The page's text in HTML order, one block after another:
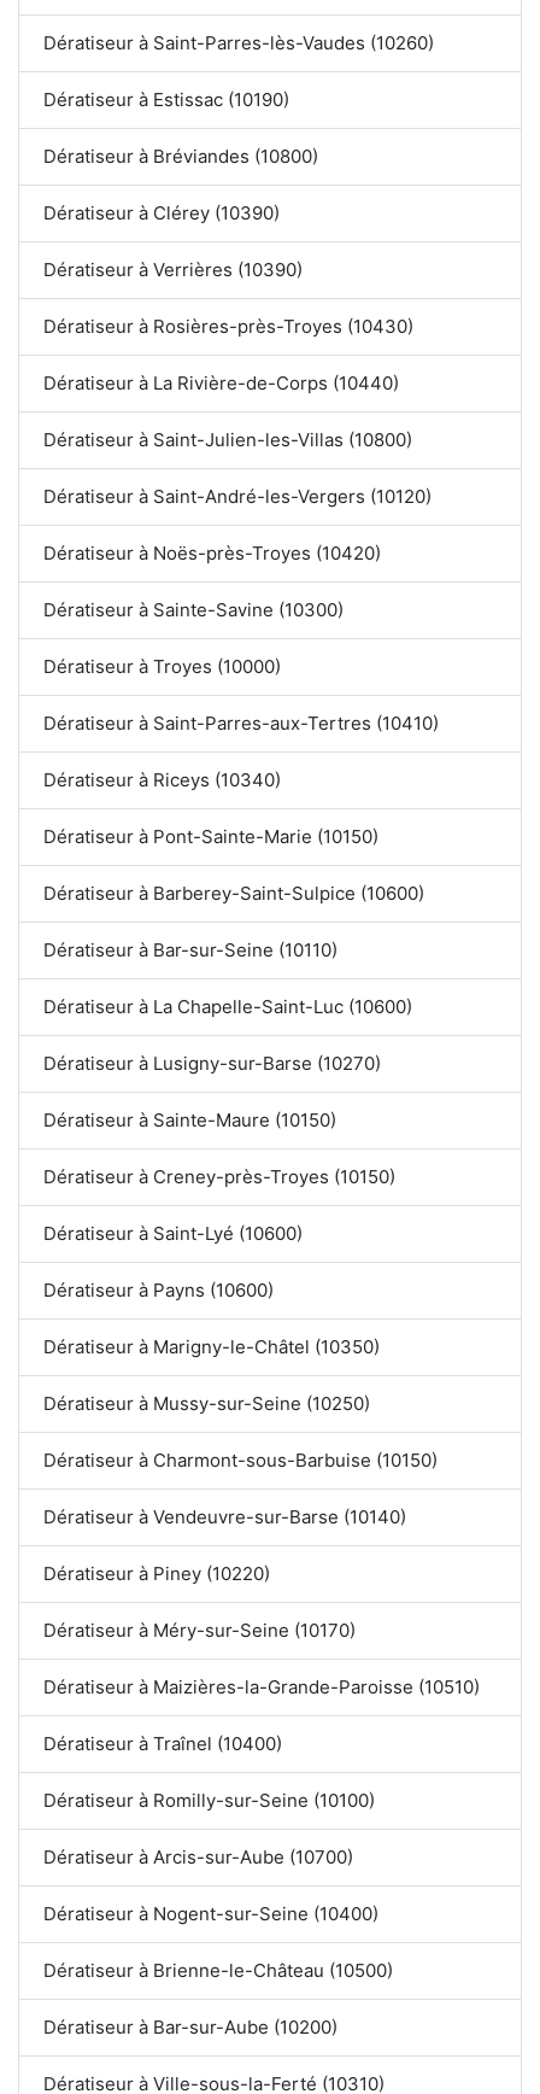
Dératiseur à Saint-Parres-lès-Vaudes (10260)
Dératiseur à Estissac (10190)
Dératiseur à Bréviandes (10800)
Dératiseur à Clérey (10390)
Dératiseur à Verrières (10390)
Dératiseur à Rosières-près-Troyes (10430)
Dératiseur à La Rivière-de-Corps (10440)
Dératiseur à Saint-Julien-les-Villas (10800)
Dératiseur à Saint-André-les-Vergers (10120)
Dératiseur à Noës-près-Troyes (10420)
Dératiseur à Sainte-Savine (10300)
Dératiseur à Troyes (10000)
Dératiseur à Saint-Parres-aux-Tertres (10410)
Dératiseur à Riceys (10340)
Dératiseur à Pont-Sainte-Marie (10150)
Dératiseur à Barberey-Saint-Sulpice (10600)
Dératiseur à Bar-sur-Seine (10110)
Dératiseur à La Chapelle-Saint-Luc (10600)
Dératiseur à Lusigny-sur-Barse (10270)
Dératiseur à Sainte-Maure (10150)
Dératiseur à Creney-près-Troyes (10150)
Dératiseur à Saint-Lyé (10600)
Dératiseur à Payns (10600)
Dératiseur à Marigny-le-Châtel (10350)
Dératiseur à Mussy-sur-Seine (10250)
Dératiseur à Charmont-sous-Barbuise (10150)
Dératiseur à Vendeuvre-sur-Barse (10140)
Dératiseur à Piney (10220)
Dératiseur à Méry-sur-Seine (10170)
Dératiseur à Maizières-la-Grande-Paroisse (10510)
Dératiseur à Traînel (10400)
Dératiseur à Romilly-sur-Seine (10100)
Dératiseur à Arcis-sur-Aube (10700)
Dératiseur à Nogent-sur-Seine (10400)
Dératiseur à Brienne-le-Château (10500)
Dératiseur à Bar-sur-Aube (10200)
Dératiseur à Ville-sous-la-Ferté (10310)